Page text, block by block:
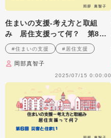
住まいの支援‐考え方と取組
み 居住支援って何？ 第8
回 さまざまな住まいの種類
#住まいの支援 #居住支援
岡部真智子
2025/07/15 0:00:00